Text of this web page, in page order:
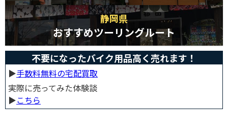
静岡県
おすすめツーリングルート
不要になったバイク用品高く売れます！
▶︎手数料無料の宅配買取
実際に売ってみた体験談
▶︎こちら